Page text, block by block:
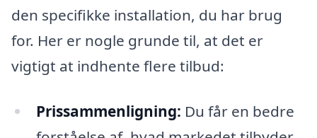
den specifikke installation, du har brug
for. Her er nogle grunde til, at det er
vigtigt at indhente flere tilbud:
Prissammenligning: Du får en bedre